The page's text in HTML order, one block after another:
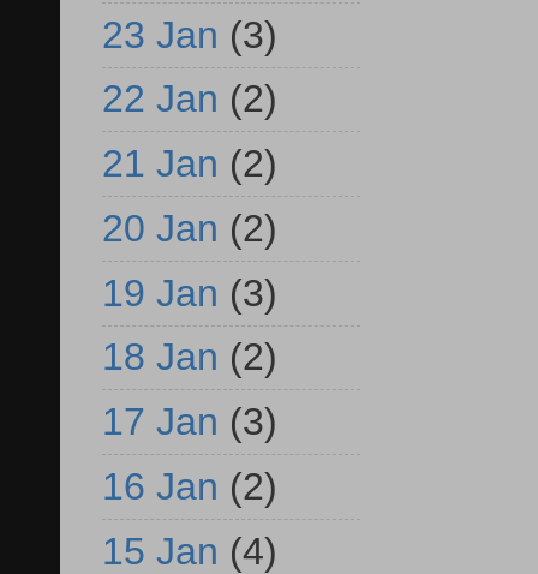
23 Jan (3)
22 Jan (2)
21 Jan (2)
20 Jan (2)
19 Jan (3)
18 Jan (2)
17 Jan (3)
16 Jan (2)
15 Jan (4)